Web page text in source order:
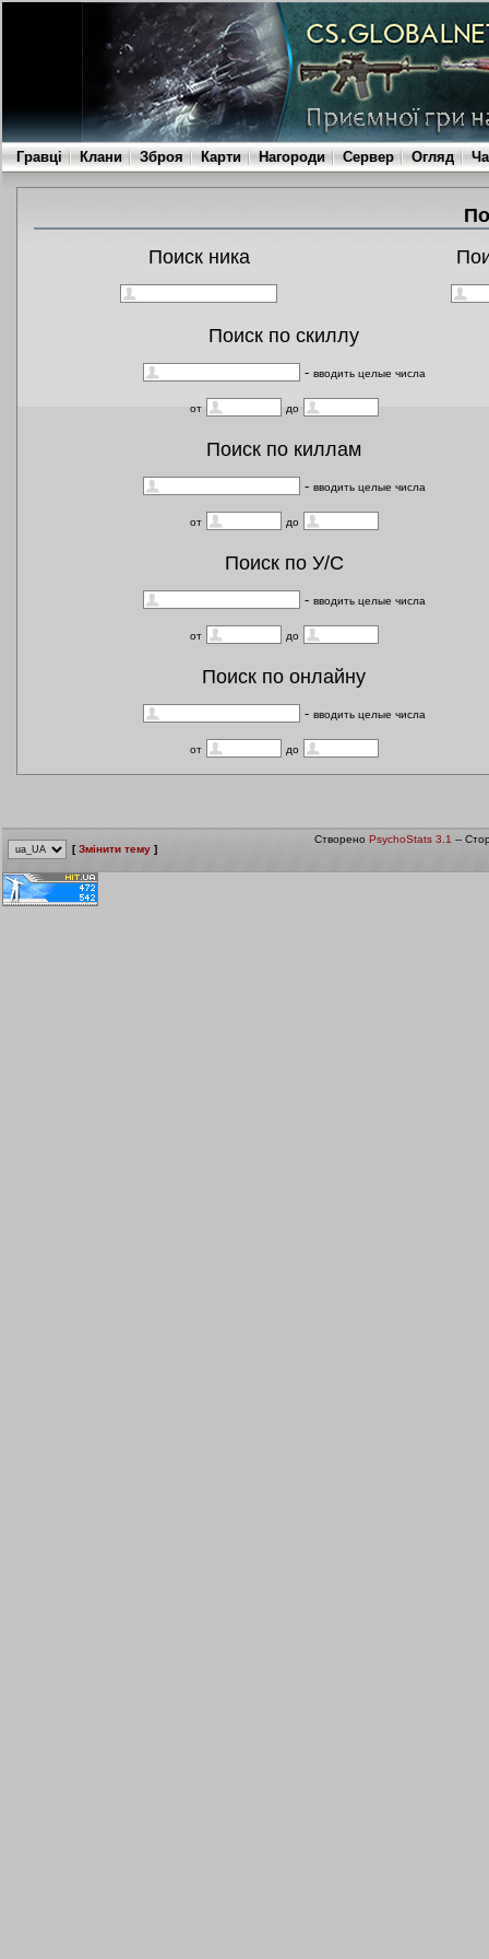
Гравці Клани Зброя Карти Нагороди Сервер Огляд
Поиск ника
Поиск по скиллу
- вводить целые числа
от до
Поиск по киллам
- вводить целые числа
от до
Поиск по У/С
- вводить целые числа
от до
Поиск по онлайну
- вводить целые числа
от до
[Змінити тему ]
СтвореноPsychoStats 3.1 --